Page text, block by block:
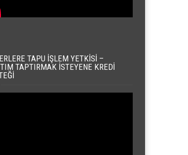
TAPU İŞLEM YETKISI –
TAPTIRMAK İSTEYENE KREDI